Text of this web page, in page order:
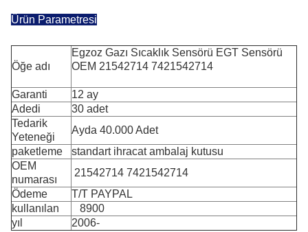
Ürün Parametresi
Öğe adı
Egzoz Gazı Sıcaklık Sensörü EGT Sensörü
OEM 21542714 7421542714
Garanti
12 ay
Adedi
30 adet
Tedarik
Yeteneği
Ayda 40.000 Adet
paketleme
standart ihracat ambalaj kutusu
OEM
numarası
​ 21542714 7421542714
Ödeme
T/T PAYPAL
kullanılan
8900
yıl
2006-